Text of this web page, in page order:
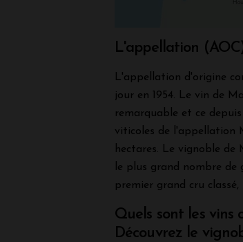
L'appellation
L'appellation d'origine
jour en 1954. Le vin de
remarquable et ce
viticoles de l'appellation
hectares. Le vignoble
le plus grand nombre de
premier grand cru
Quels sont les vins
Découvrez le